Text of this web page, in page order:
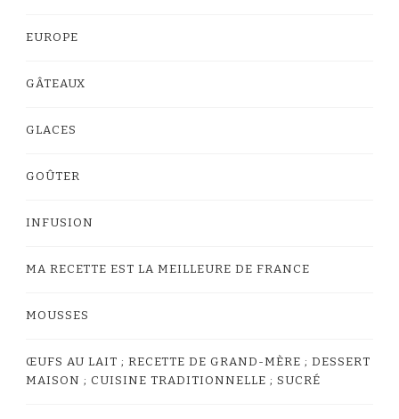
EUROPE
GÂTEAUX
GLACES
GOÛTER
INFUSION
MA RECETTE EST LA MEILLEURE DE FRANCE
MOUSSES
ŒUFS AU LAIT ; RECETTE DE GRAND-MÈRE ; DESSERT
MAISON ; CUISINE TRADITIONNELLE ; SUCRÉ